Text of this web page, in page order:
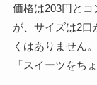
価格は203円と
が、サイズは2口
くはありません
「スイーツをち